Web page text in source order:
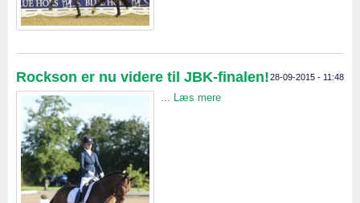
Rockson er nu videre til JBK-finalen!28-09-2015 - 11:48
... Læs mere